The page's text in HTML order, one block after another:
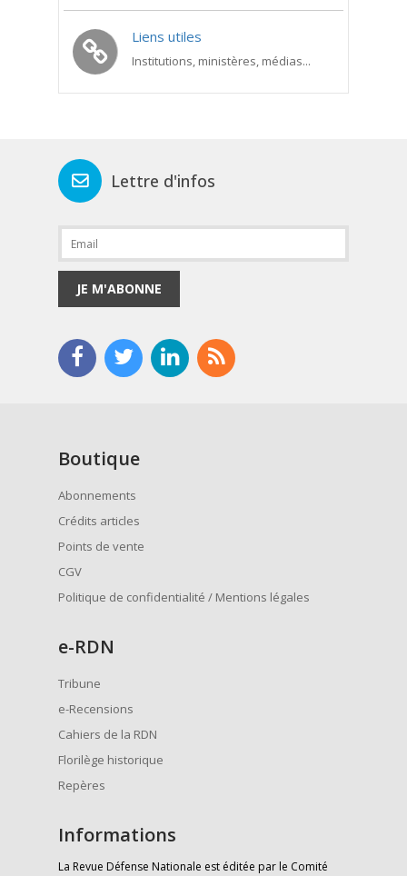
Liens utiles
Institutions, ministères, médias...
Lettre d'infos
JE M'ABONNE
Boutique
Abonnements
Crédits articles
Points de vente
CGV
Politique de confidentialité / Mentions légales
e-RDN
Tribune
e-Recensions
Cahiers de la RDN
Florilège historique
Repères
Informations
La Revue Défense Nationale est éditée par le Comité